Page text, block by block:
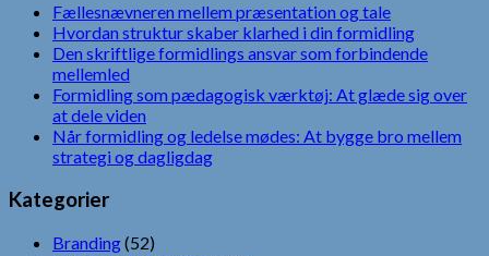
Fællesnævneren mellem præsentation og tale
Hvordan struktur skaber klarhed i din formidling
Den skriftlige formidlings ansvar som forbindende
mellemled
Formidling som pædagogisk værktøj: At glæde sig over
at dele viden
Når formidling og ledelse mødes: At bygge bro mellem
strategi og dagligdag
Kategorier
Branding(52)